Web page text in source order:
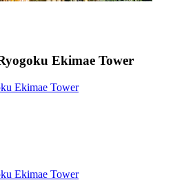
Ekimae Tower
Ekimae Tower
Ekimae Tower